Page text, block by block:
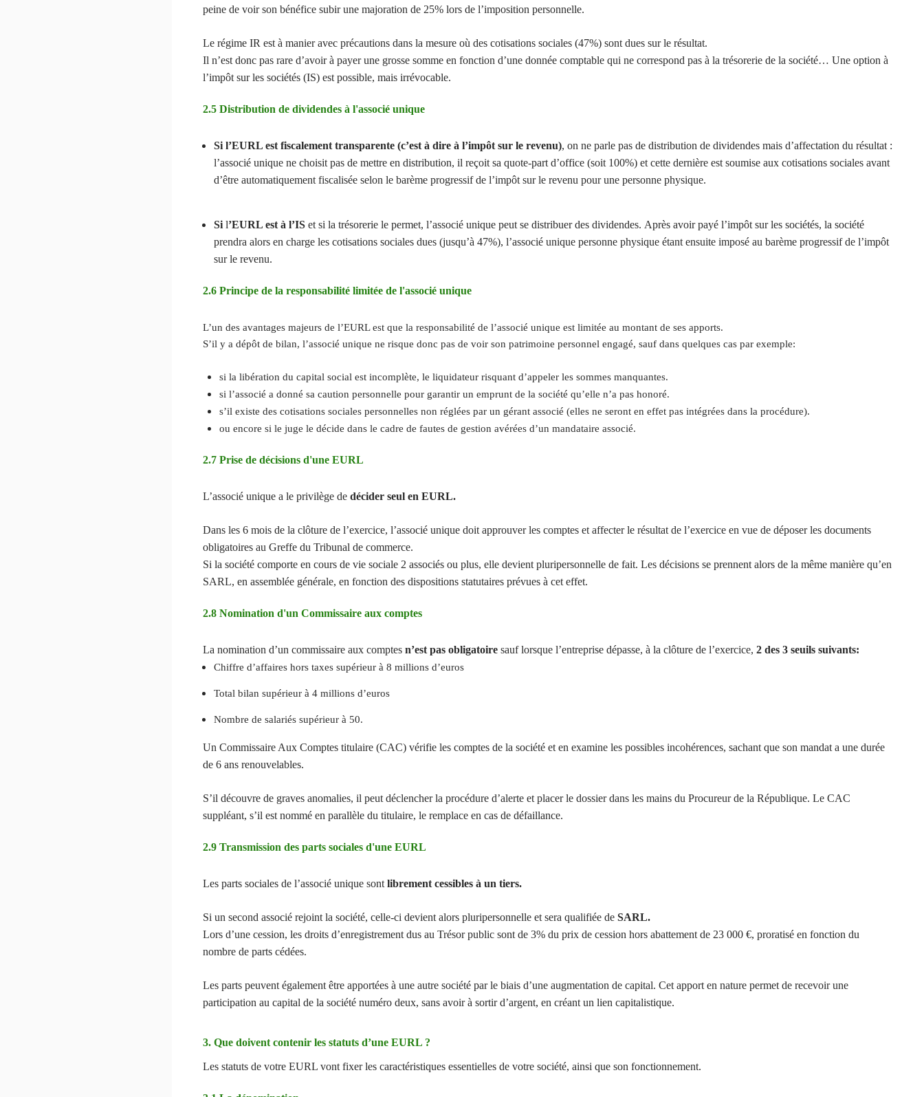
peine de voir son bénéfice subir une majoration de 25% lors de l’imposition personnelle.
Le régime IR est à manier avec précautions dans la mesure où des cotisations sociales (47%) sont dues sur le résultat.
Il n’est donc pas rare d’avoir à payer une grosse somme en fonction d’une donnée comptable qui ne correspond pas à la trésorerie de la société… Une option à
l’impôt sur les sociétés (IS) est possible, mais irrévocable.
2.5 Distribution de dividendes à l'associé unique
Si l’EURL est fiscalement transparente (c’est à dire à l’impôt sur le revenu), on ne parle pas de distribution de dividendes mais d’affectation du résultat :
l’associé unique ne choisit pas de mettre en distribution, il reçoit sa quote-part d’office (soit 100%) et cette dernière est soumise aux cotisations sociales avant
d’être automatiquement fiscalisée selon le barème progressif de l’impôt sur le revenu pour une personne physique.
Sil’EURL est à l’IS et si la trésorerie le permet, l’associé unique peut se distribuer des dividendes. Après avoir payé l’impôt sur les sociétés, la société
prendra alors en charge les cotisations sociales dues (jusqu’à 47%), l’associé unique personne physique étant ensuite imposé au barème progressif de l’impôt
sur le revenu.
2.6 Principe de la responsabilité limitée de l'associé unique
L’un des avantages majeurs de l’EURL est que la responsabilité de l’associé unique est limitée au montant de ses apports.
S’il y a dépôt de bilan, l’associé unique ne risque donc pas de voir son patrimoine personnel engagé, sauf dans quelques cas par exemple:
si la libération du capital social est incomplète, le liquidateur risquant d’appeler les sommes manquantes.
si l’associé a donné sa caution personnelle pour garantir un emprunt de la société qu’elle n’a pas honoré.
s’il existe des cotisations sociales personnelles non réglées par un gérant associé (elles ne seront en effet pas intégrées dans la procédure).
ou encore si le juge le décide dans le cadre de fautes de gestion avérées d’un mandataire associé.
2.7 Prise de décisions d'une EURL
L’associé unique a le privilège de décider seul en EURL.
Dans les 6 mois de la clôture de l’exercice, l’associé unique doit approuver les comptes et affecter le résultat de l’exercice en vue de déposer les documents
obligatoires au Greffe du Tribunal de commerce.
Si la société comporte en cours de vie sociale 2 associés ou plus, elle devient pluripersonnelle de fait. Les décisions se prennent alors de la même manière qu’en
SARL, en assemblée générale, en fonction des dispositions statutaires prévues à cet effet.
2.8 Nomination d'un Commissaire aux comptes
La nomination d’un commissaire aux comptes n’est pas obligatoire sauflorsque l’entreprise dépasse, à la clôture de l’exercice, 2 des 3 seuils suivants:
Chiffre d’affaires hors taxes supérieur à 8 millions d’euros
Total bilan supérieur à 4 millions d’euros
Nombre de salariés supérieur à 50.
Un Commissaire Aux Comptes titulaire (CAC) vérifie les comptes de la société et en examine les possibles incohérences, sachant que son mandat a une durée
de 6 ans renouvelables.
S’il découvre de graves anomalies, il peut déclencher la procédure d’alerte et placer le dossier dans les mains du Procureur de la République. Le CAC
suppléant, s’il est nommé en parallèle du titulaire, le remplace en cas de défaillance.
2.9 Transmission des parts sociales d'une EURL
Les parts sociales de l’associé unique sontlibrement cessibles à un tiers.
Si un second associé rejoint la société, celle-ci devient alors pluripersonnelle et sera qualifiée de SARL.
Lors d’une cession, les droits d’enregistrement dus au Trésor public sont de 3% du prix de cession hors abattement de 23 000 €, proratisé en fonction du
nombre de parts cédées.
Les parts peuvent également être apportées à une autre société par le biais d’une augmentation de capital. Cet apport en nature permet de recevoir une
participation au capital de la société numéro deux, sans avoir à sortir d’argent, en créant un lien capitalistique.
3. Que doivent contenir les statuts d’une EURL ?
Les statuts de votre EURL vont fixer les caractéristiques essentielles de votre société, ainsi que son fonctionnement.